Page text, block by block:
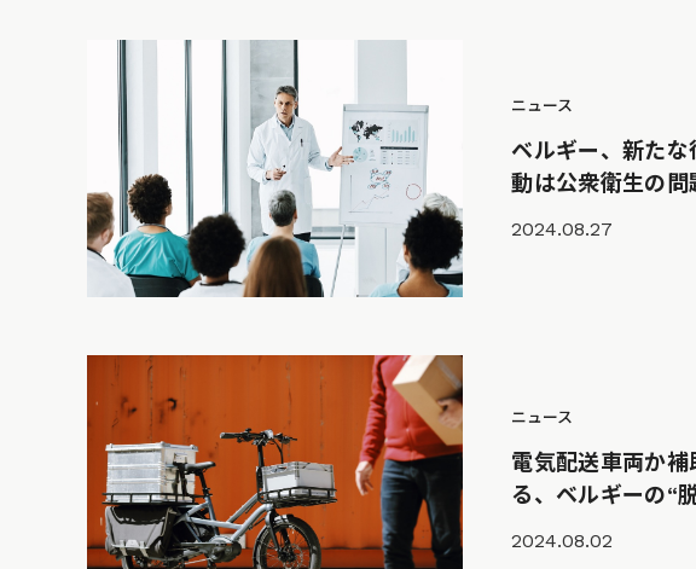
ニュース
ベルギー、新た
動は公衆衛生の問
2024.08.27
ニュース
電気配送車両か
る、ベルギーの“
2024.08.02